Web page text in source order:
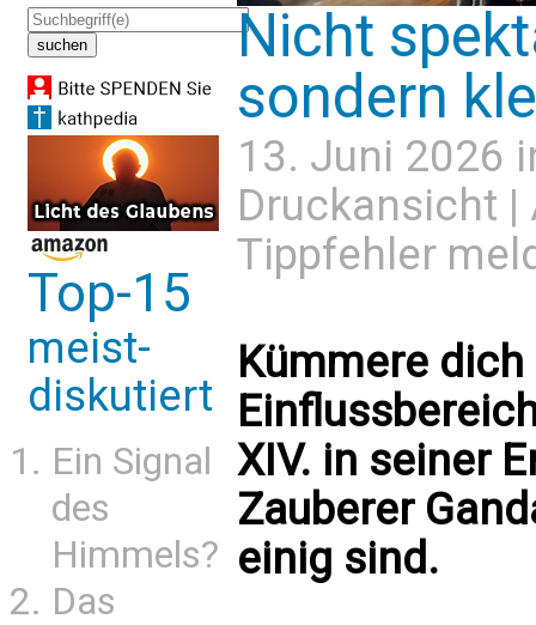
Top-15
meist-
diskutiert
Ein Signal
des
Himmels?
Das
Nicht
sondern
13. Juni 2026
Druckansicht |
Tippfehler
Kümmere
XIV. in seiner
Zauberer
einig sind.